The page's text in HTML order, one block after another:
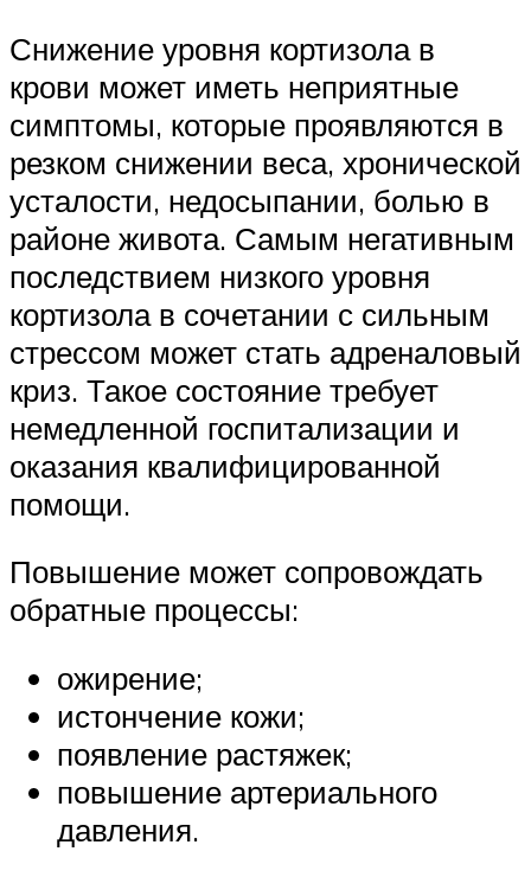
Снижение уровня кортизола в
крови может иметь неприятные
симптомы, которые проявляются в
резком снижении веса, хронической
усталости, недосыпании, болью в
районе живота. Самым негативным
последствием низкого уровня
кортизола в сочетании с сильным
стрессом может стать адреналовый
криз. Такое состояние требует
немедленной госпитализации и
оказания квалифицированной
помощи.
Повышение может сопровождать
обратные процессы:
ожирение;
истончение кожи;
появление растяжек;
повышение артериального
давления.